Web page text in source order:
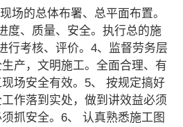
场的总体布署、总平面布置。
度、质量、安全。执行总的施
行考核、评价。4、监督劳务层
产，文明施工。全面合理、有
场安全有效。5、 按规定搞好
作落到实处，做到讲效益必须
抓安全。6、 认真熟悉施工图